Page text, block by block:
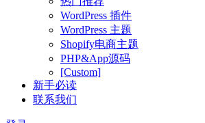
WordPress 插件
WordPress 主题
Shopify电商主题
PHP&App源码
[Custom]
新手必读
联系我们